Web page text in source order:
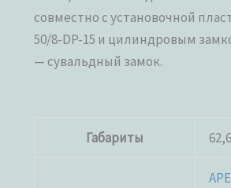
совместно с установочной
50/8-DP-15 и цилиндровым
— сувальдный замок.
Габариты